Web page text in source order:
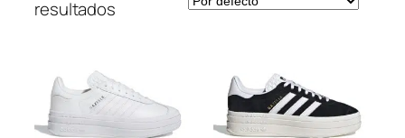
resultados